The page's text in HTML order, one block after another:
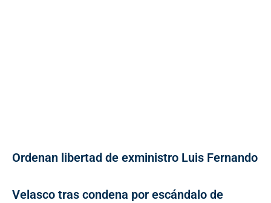
Ordenan libertad de exministro Luis Fernando
Velasco tras condena por escándalo de